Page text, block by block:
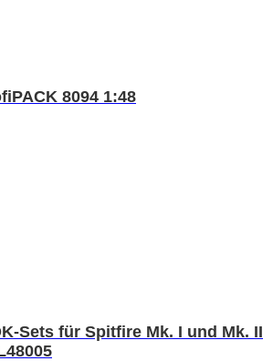
8094 1:48
Sets für Spitfire Mk. I und Mk. II